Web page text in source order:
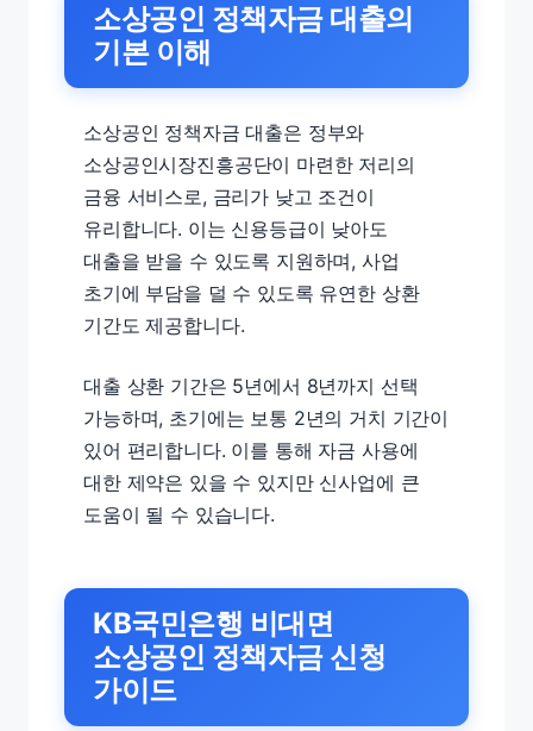
소상공인 정책자금 대출의
기본 이해
소상공인 정책자금 대출은 정부와
소상공인시장진흥공단이 마련한 저리의
금융 서비스로, 금리가 낮고 조건이
유리합니다. 이는 신용등급이 낮아도
대출을 받을 수 있도록 지원하며, 사업
초기에 부담을 덜 수 있도록 유연한 상환
기간도 제공합니다.
대출 상환 기간은 5년에서 8년까지 선택
가능하며, 초기에는 보통 2년의 거치 기간이
있어 편리합니다. 이를 통해 자금 사용에
대한 제약은 있을 수 있지만 신사업에 큰
도움이 될 수 있습니다.
KB국민은행 비대면
소상공인 정책자금 신청
가이드